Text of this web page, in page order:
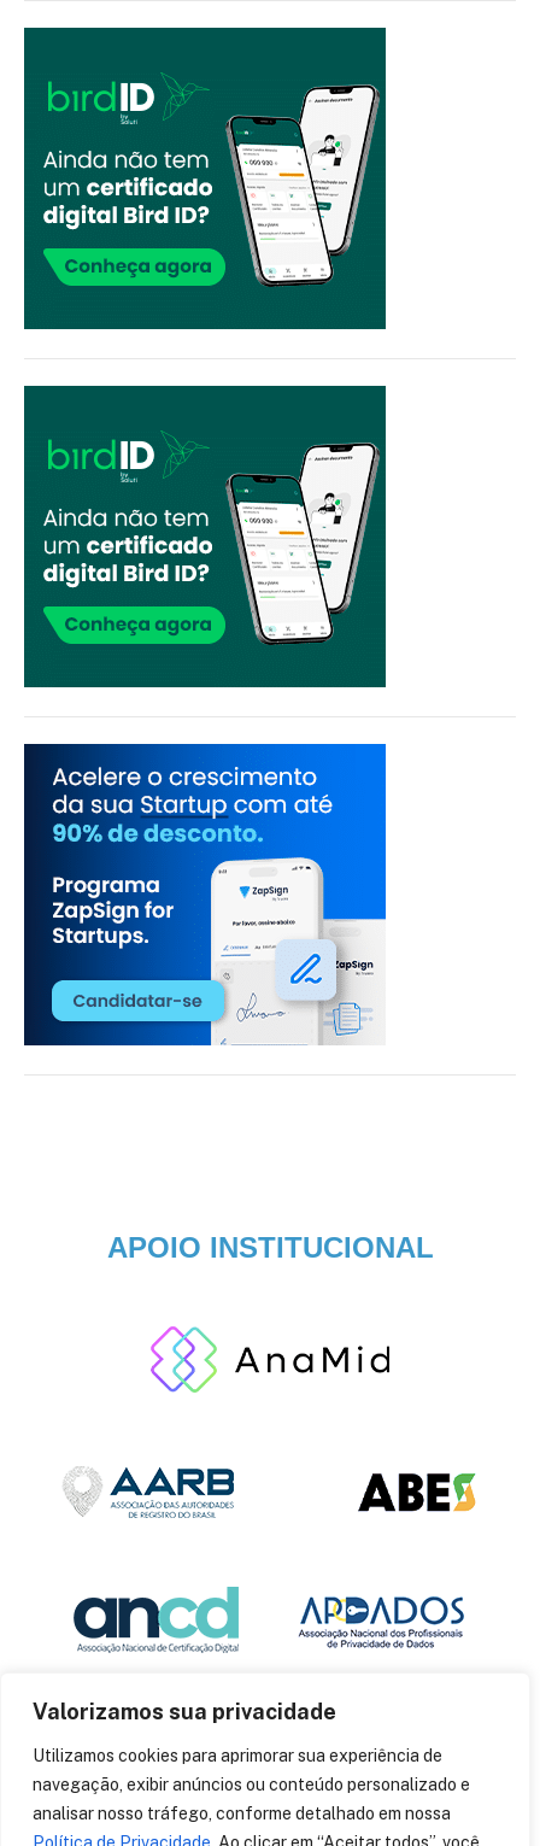
Valorizamos sua privacidade
Utilizamos cookies para aprimorar sua experiência de
navegação, exibir anúncios ou conteúdo personalizado e
analisar nosso tráfego, conforme detalhado em nossa
APOIO INSTITUCIONAL